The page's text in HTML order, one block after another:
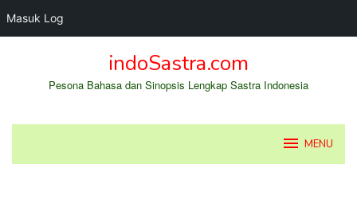
Masuk Log
indoSastra.com
Pesona Bahasa dan Sinopsis Lengkap Sastra Indonesia
MENU